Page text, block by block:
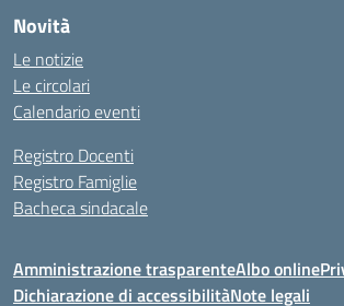
Novità
Le notizie
Le circolari
Calendario eventi
Registro Docenti
Registro Famiglie
Bacheca sindacale
Amministrazione trasparenteAlbo online
Dichiarazione di accessibilitàNote legali